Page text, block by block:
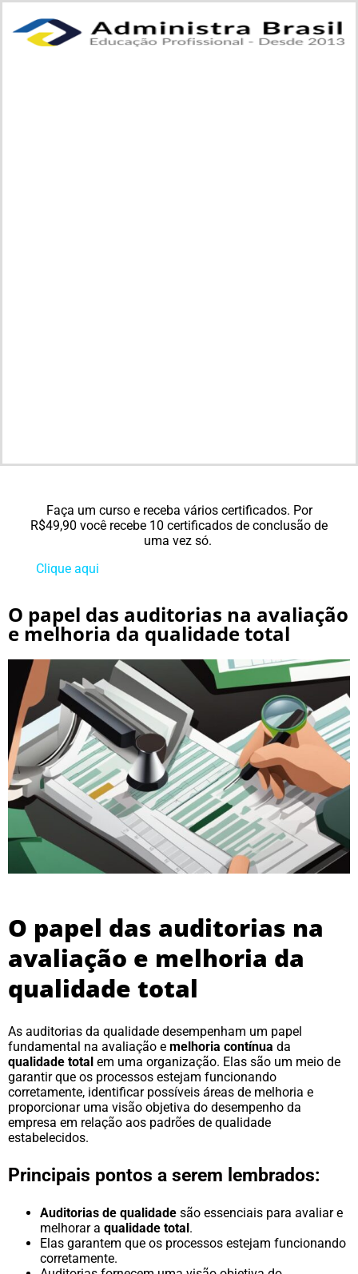
Faça um curso e receba vários certificados. Por
R$49,90 você recebe 10 certificados de conclusão de
uma vez só.
Clique aqui
O papel das auditorias na avaliação
e melhoria da qualidade total
O papel das auditorias na
avaliação e melhoria da
qualidade total
As auditorias da qualidade desempenham um papel
fundamental na avaliação e melhoria contínua da
qualidade total em uma organização. Elas são um meio de
garantir que os processos estejam funcionando
corretamente, identificar possíveis áreas de melhoria e
proporcionar uma visão objetiva do desempenho da
empresa em relação aos padrões de qualidade
estabelecidos.
Principais pontos a serem lembrados:
Auditorias de qualidade são essenciais para avaliar e
melhorar a qualidade total.
Elas garantem que os processos estejam funcionando
corretamente.